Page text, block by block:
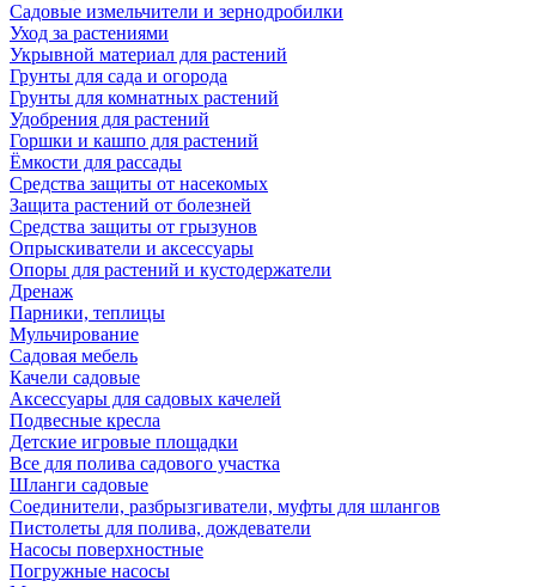
Садовые измельчители и зернодробилки
Уход за растениями
Укрывной материал для растений
Грунты для сада и огорода
Грунты для комнатных растений
Удобрения для растений
Горшки и кашпо для растений
Ёмкости для рассады
Средства защиты от насекомых
Защита растений от болезней
Средства защиты от грызунов
Опрыскиватели и аксессуары
Опоры для растений и кустодержатели
Дренаж
Парники, теплицы
Мульчирование
Садовая мебель
Качели садовые
Аксессуары для садовых качелей
Подвесные кресла
Детские игровые площадки
Все для полива садового участка
Шланги садовые
Соединители, разбрызгиватели, муфты для шлангов
Пистолеты для полива, дождеватели
Насосы поверхностные
Погружные насосы